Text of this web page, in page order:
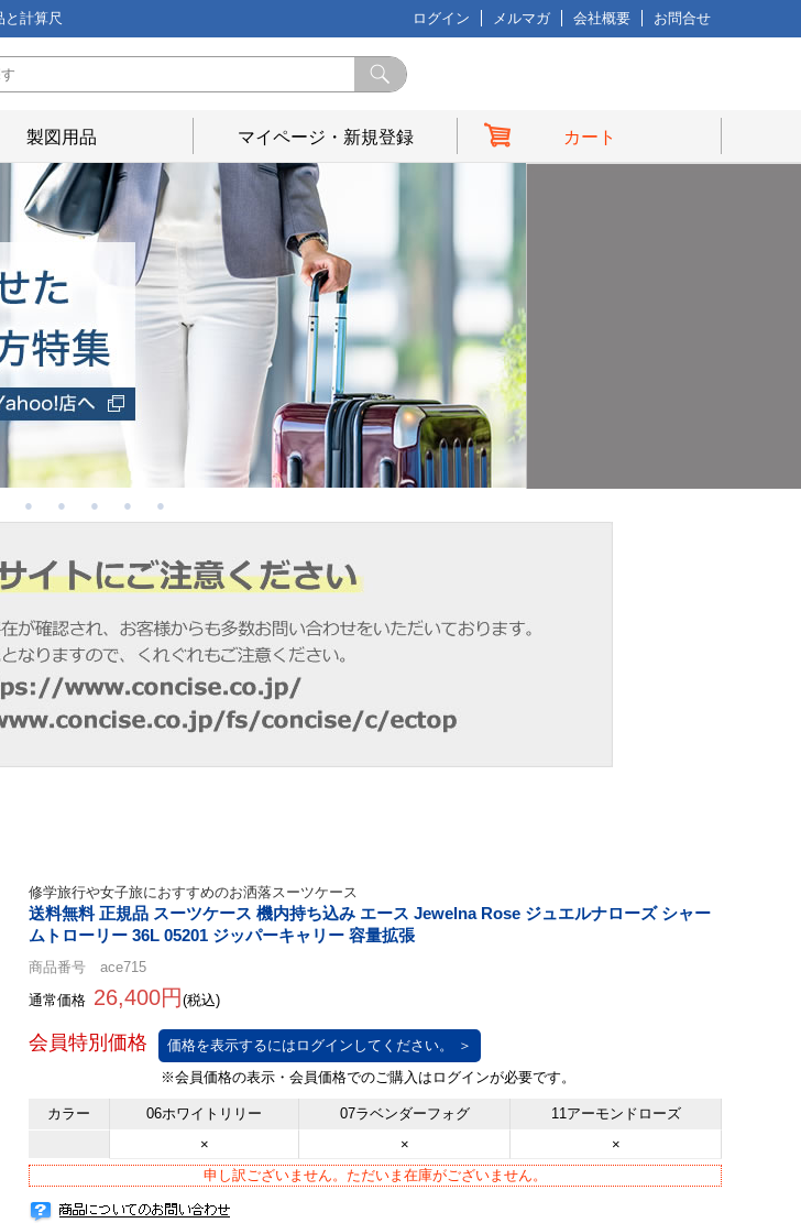
計算尺 ログイン メルマガ 会社概要 お問合せ
製図用品 マイページ・新規登録 カート
修学旅行や女子旅におすすめのお洒落スーツケース
送料無料 正規品 スーツケース 機内持ち込み エース Jewelna Rose ジュエルナローズ シャー
ムトローリー 36L 05201 ジッパーキャリー 容量拡張
商品番号 ace715
通常価格 26,400円 (税込)
価格を表示するにはログインしてください。 ＞
カラー 06ホワイトリリー 07ラベンダーフォグ
11アーモンドローズ
×
×
×
申し訳ございません。ただいま在庫がございません。